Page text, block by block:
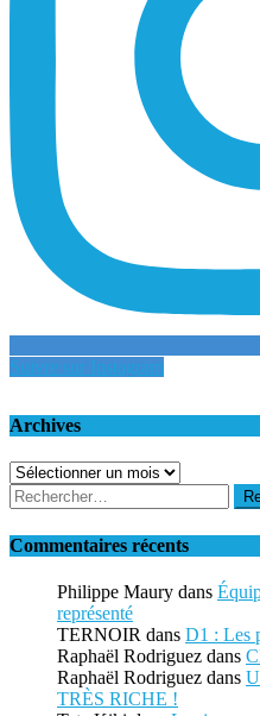
Suivre sur Instagram
Archives
Archives
Rechercher :
Commentaires récents
Philippe Maury dans
représenté
TERNOIR dans D1 : Les
Raphaël Rodriguez dans
Raphaël Rodriguez dans
TRÈS RICHE !